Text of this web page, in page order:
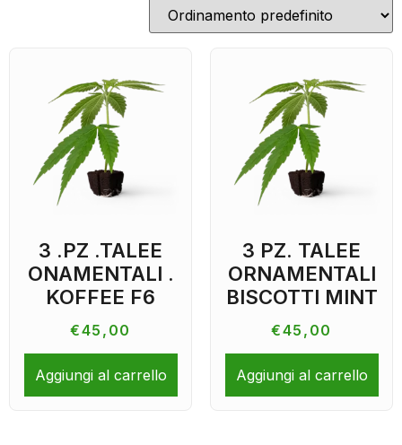
3 .PZ .TALEE
ONAMENTALI .
KOFFEE F6
€45,00
Aggiungi al carrello
3 PZ. TALEE
ORNAMENTALI
BISCOTTI MINT
€45,00
Aggiungi al carrello